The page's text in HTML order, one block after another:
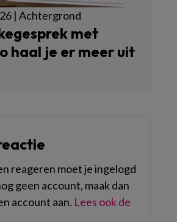
| Achtergrond
met
haal je er meer uit
reageren moet je ingelogd
geen account, maak dan
account aan. Lees ook de